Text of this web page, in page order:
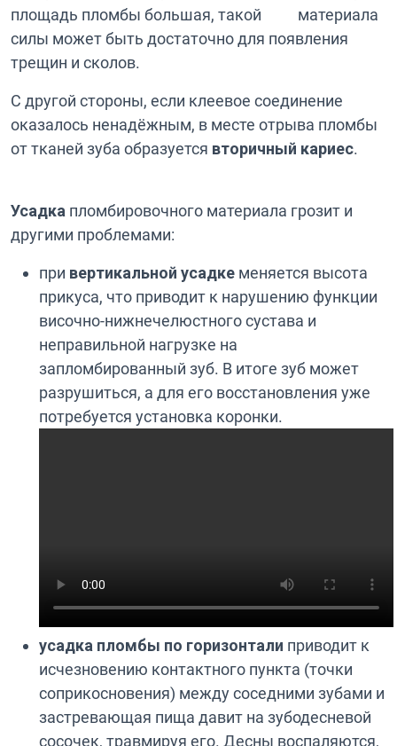
площадь пломбы большая, такой
силы может быть достаточно для появления
трещин и сколов.
С другой стороны, если клеевое соединение
оказалось ненадёжным, в месте отрыва пломбы
от тканей зуба образуется вторичный кариес.
Усадка пломбировочного материала грозит и
другими проблемами:
при вертикальной усадке меняется высота
прикуса, что приводит к нарушению функции
височно-нижнечелюстного сустава и
неправильной нагрузке на
запломбированный зуб. В итоге зуб может
разрушиться, а для его восстановления уже
потребуется установка коронки.
усадка пломбы по горизонтали приводит к
исчезновению контактного пункта (точки
соприкосновения) между соседними зубами и
застревающая пища давит на зубодесневой
сосочек, травмируя его. Десны воспаляются,